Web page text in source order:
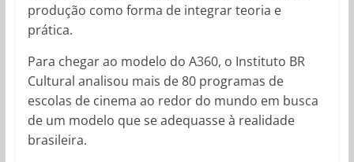
produção como forma de integrar teoria e
prática.
Para chegar ao modelo do A360, o Instituto BR
Cultural analisou mais de 80 programas de
escolas de cinema ao redor do mundo em busca
de um modelo que se adequasse à realidade
brasileira.